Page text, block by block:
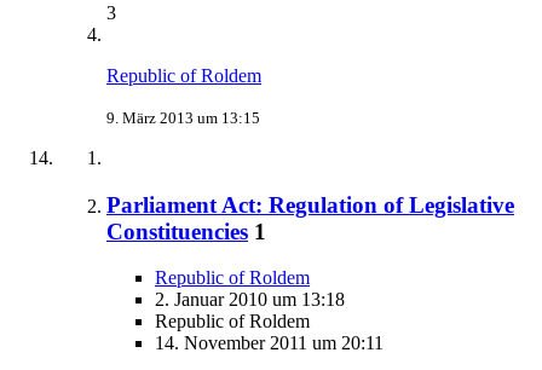
3
Republic of Roldem
9. März 2013 um 13:15
Parliament Act: Regulation of Legislative
Constituencies 1
Republic of Roldem
2. Januar 2010 um 13:18
Republic of Roldem
14. November 2011 um 20:11